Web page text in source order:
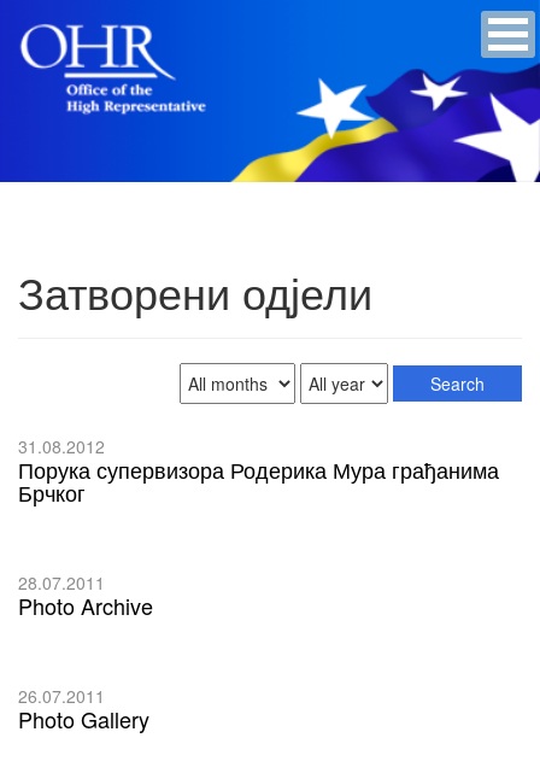
Затворени одјели
31.08.2012
Порука супервизора Родерика Мура грађанима
Брчког
28.07.2011
Photo Archive
26.07.2011
Photo Gallery